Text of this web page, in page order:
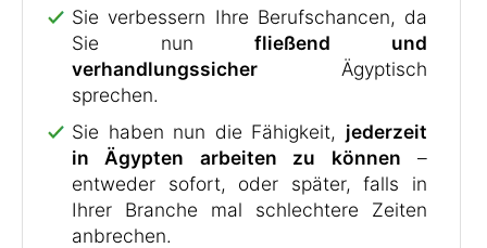
Sie verbessern Ihre Berufschancen, da
Sie nunfließend und
verhandlungssicher Ägyptisch
sprechen.
Sie haben nun die Fähigkeit, jederzeit
in Ägypten arbeiten zu können –
entweder sofort, oder später, falls in
Ihrer Branche mal schlechtere Zeiten
anbrechen.